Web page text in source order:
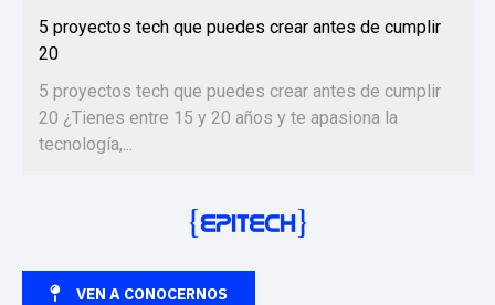
5 proyectos tech que puedes crear antes de cumplir
20
5 proyectos tech que puedes crear antes de cumplir
20 ¿Tienes entre 15 y 20 años y te apasiona la
tecnología,...
VEN A CONOCERNOS